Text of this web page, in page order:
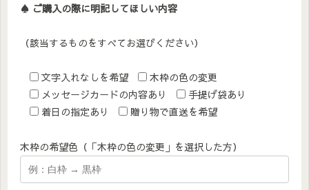
♠︎ ご購入の際に明記してほしい内容
（該当するものをすべてお選びください）
文字入れなしを希望
木枠の色の変更
メッセージカードの内容あり
手提げ袋あり
着日の指定あり
贈り物で直送を希望
木枠の希望色（「木枠の色の変更」を選択した方）